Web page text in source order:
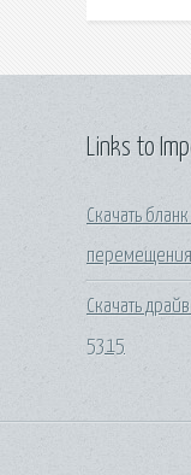
Links to
Скачать
перемещения
Скачать
5315